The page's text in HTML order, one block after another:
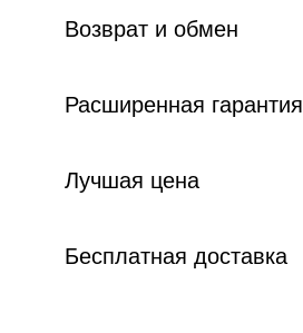
Возврат и обмен
Расширенная гарантия
Лучшая цена
Бесплатная доставка